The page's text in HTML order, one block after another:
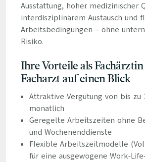
Ausstattung, hoher medizinischer
interdisziplinärem Austausch und
Arbeitsbedingungen – ohne
Risiko.
Ihre Vorteile als
Facharzt auf einen Blick
Attraktive Vergütung von bis zu
monatlich
Geregelte Arbeitszeiten ohne
und Wochenenddienste
Flexible Arbeitszeitmodelle
für eine ausgewogene Work-